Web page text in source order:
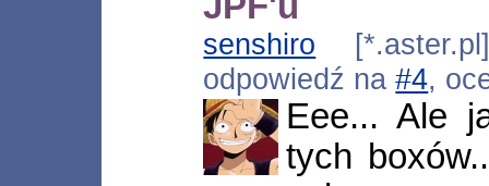
senshiro
odpowiedź na#4,
Eee... Ale
tych